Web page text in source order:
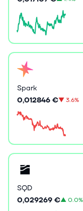
Spark
0,012846 €▼3.6%
SQD
0,029269 €▲0.0%